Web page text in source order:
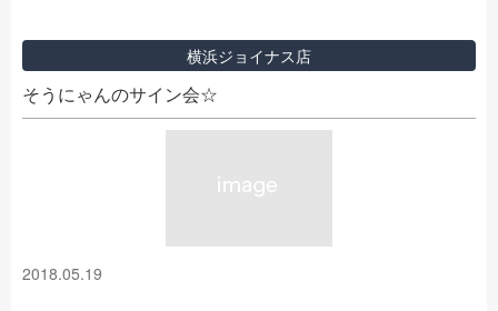
横浜ジョイナス店
そうにゃんのサイン会☆
2018.05.19